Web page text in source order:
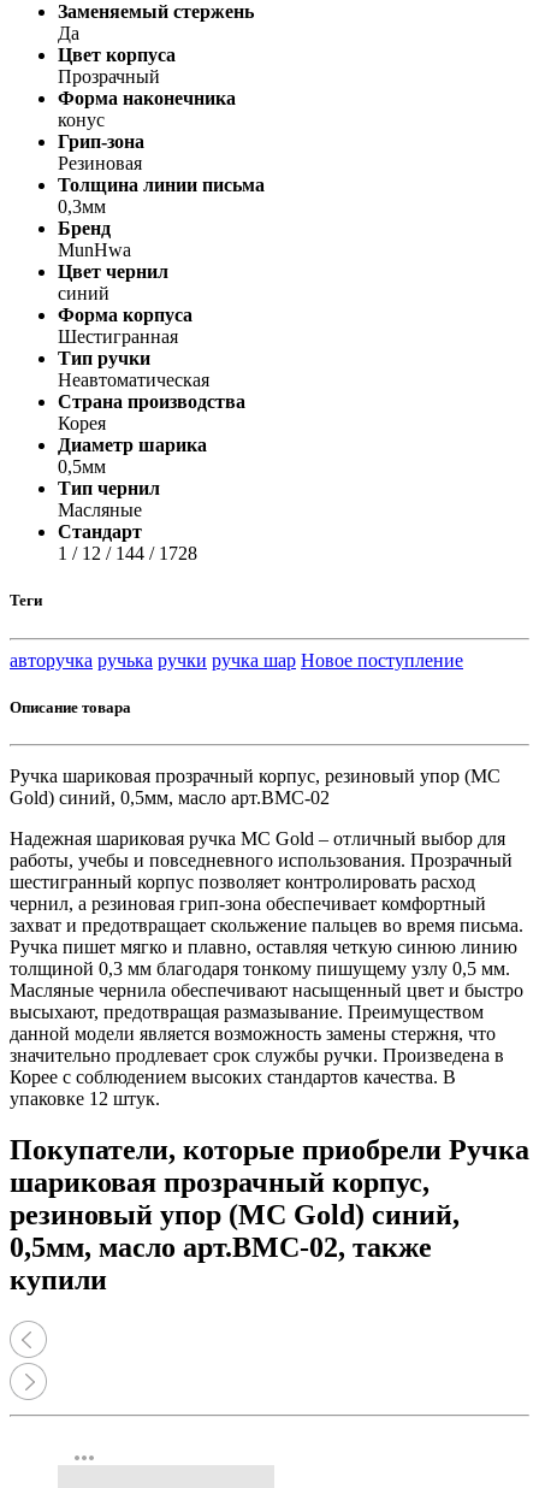
Заменяемый стержень
Да
Цвет корпуса
Прозрачный
Форма наконечника
конус
Грип-зона
Резиновая
Толщина линии письма
0,3мм
Бренд
MunHwa
Цвет чернил
синий
Форма корпуса
Шестигранная
Тип ручки
Неавтоматическая
Страна производства
Корея
Диаметр шарика
0,5мм
Тип чернил
Масляные
Стандарт
1 / 12 / 144 / 1728
Теги
авторучка ручька ручки ручка шар Новое поступление
Описание товара
Ручка шариковая прозрачный корпус, резиновый упор (MC
Gold) синий, 0,5мм, масло арт.BMC-02
Надежная шариковая ручка MC Gold – отличный выбор для
работы, учебы и повседневного использования. Прозрачный
шестигранный корпус позволяет контролировать расход
чернил, а резиновая грип-зона обеспечивает комфортный
захват и предотвращает скольжение пальцев во время письма.
Ручка пишет мягко и плавно, оставляя четкую синюю линию
толщиной 0,3 мм благодаря тонкому пишущему узлу 0,5 мм.
Масляные чернила обеспечивают насыщенный цвет и быстро
высыхают, предотвращая размазывание. Преимуществом
данной модели является возможность замены стержня, что
значительно продлевает срок службы ручки. Произведена в
Корее с соблюдением высоких стандартов качества. В
упаковке 12 штук.
Покупатели, которые приобрели Ручка
шариковая прозрачный корпус,
резиновый упор (MC Gold) синий,
0,5мм, масло арт.BMC-02, также
купили
more_horiz